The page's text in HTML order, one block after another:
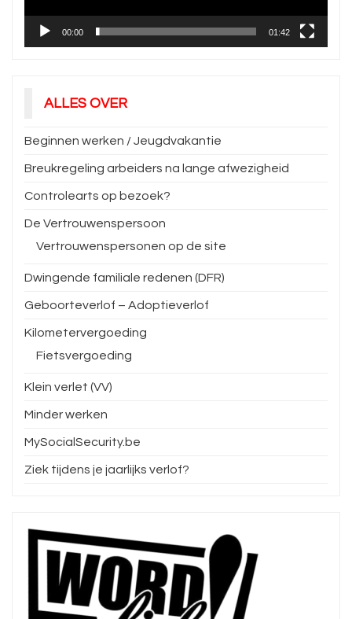
00:00 01:42
ALLES OVER
Beginnen werken / Jeugdvakantie
Breukregeling arbeiders na lange afwezigheid
Controlearts op bezoek?
De Vertrouwenspersoon
Vertrouwenspersonen op de site
Dwingende familiale redenen (DFR)
Geboorteverlof – Adoptieverlof
Kilometervergoeding
Fietsvergoeding
Klein verlet (VV)
Minder werken
MySocialSecurity.be
Ziek tijdens je jaarlijks verlof?